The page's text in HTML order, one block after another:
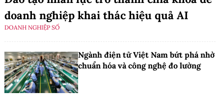
doanh nghiệp khai thác hiệu quả AI
DOANH NGHIỆP SỐ
Ngành điện tử Việt Nam bứt phá nhờ
chuẩn hóa và công nghệ đo lường